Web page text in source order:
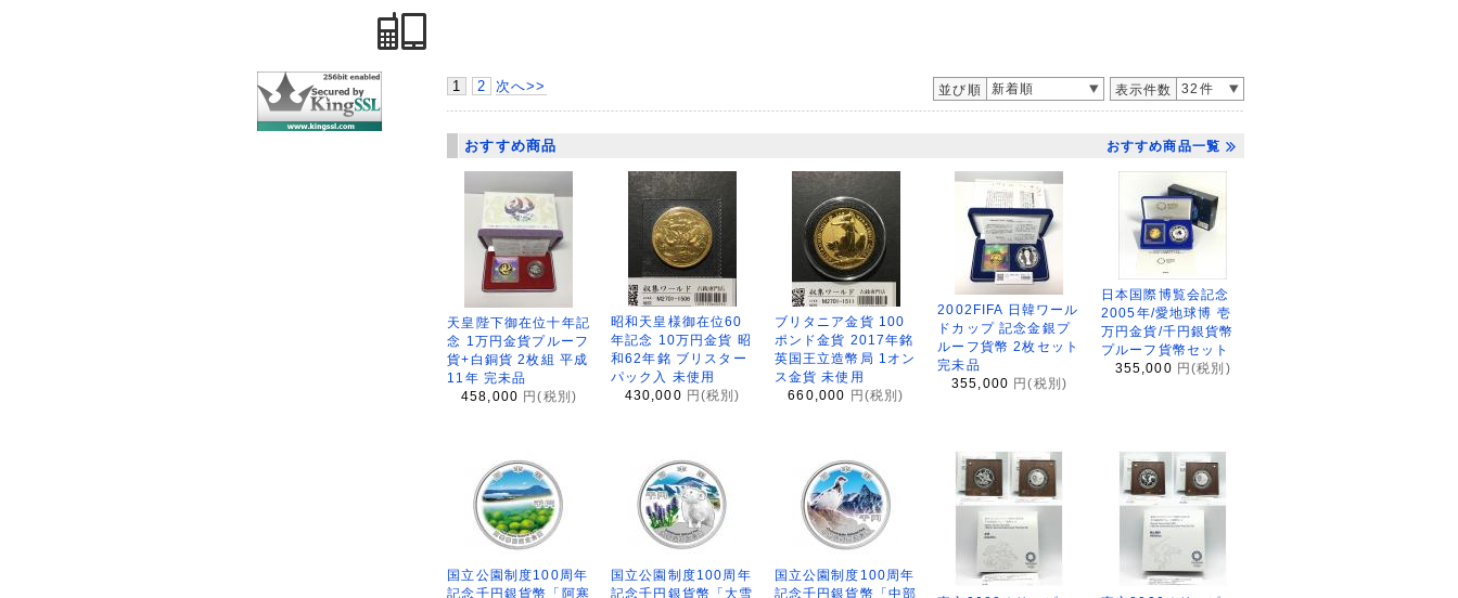
並び順 新着順 表示件数 32件
1 2 次へ>>
おすすめ商品 おすすめ商品一覧
天皇陛下御在位十年記
念 1万円金貨プルーフ
貨+白銅貨 2枚組 平成
11年 完未品
458,000 円(税別)
昭和天皇様御在位60
年記念 10万円金貨 昭
和62年銘 ブリスター
パック入 未使用
430,000 円(税別)
ブリタニア金貨 100
ポンド金貨 2017年銘
英国王立造幣局 1オン
ス金貨 未使用
660,000 円(税別)
2002FIFA 日韓ワール
ドカップ 記念金銀プ
ルーフ貨幣 2枚セット
完未品
355,000 円(税別)
日本国際博覧会記念
2005年/愛地球博 壱
万円金貨/千円銀貨幣
プルーフ貨幣セット
355,000 円(税別)
国立公園制度100周年
記念千円銀貨幣「阿寒
国立公園制度100周年
記念千円銀貨幣「大雪
国立公園制度100周年
記念千円銀貨幣「中部